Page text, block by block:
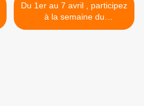
Du 1er au 7 avril , participez
à la semaine du
Développement durable >